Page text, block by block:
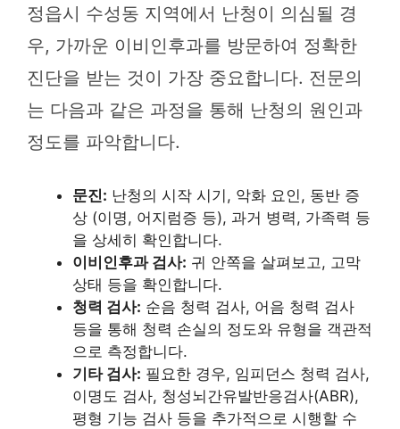
정읍시 수성동 지역에서 난청이 의심될 경
우, 가까운 이비인후과를 방문하여 정확한
진단을 받는 것이 가장 중요합니다. 전문의
는 다음과 같은 과정을 통해 난청의 원인과
정도를 파악합니다.
문진: 난청의 시작 시기, 악화 요인, 동반 증
상 (이명, 어지럼증 등), 과거 병력, 가족력 등
을 상세히 확인합니다.
이비인후과 검사: 귀 안쪽을 살펴보고, 고막
상태 등을 확인합니다.
청력 검사: 순음 청력 검사, 어음 청력 검사
등을 통해 청력 손실의 정도와 유형을 객관적
으로 측정합니다.
기타 검사: 필요한 경우, 임피던스 청력 검사,
이명도 검사, 청성뇌간유발반응검사(ABR),
평형 기능 검사 등을 추가적으로 시행할 수